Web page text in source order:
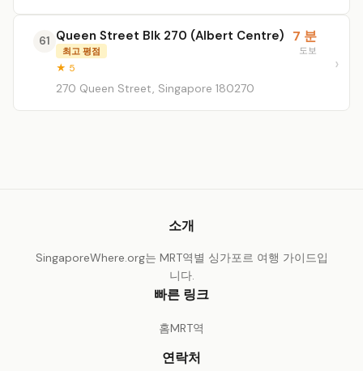
61 Queen Street Blk 270 (Albert Centre)
최고 평점
★ 5
270 Queen Street, Singapore 180270
7 분
도보
소개
SingaporeWhere.org는 MRT역별 싱가포르 여행 가이드입
니다.
빠른 링크
홈MRT역
연락처